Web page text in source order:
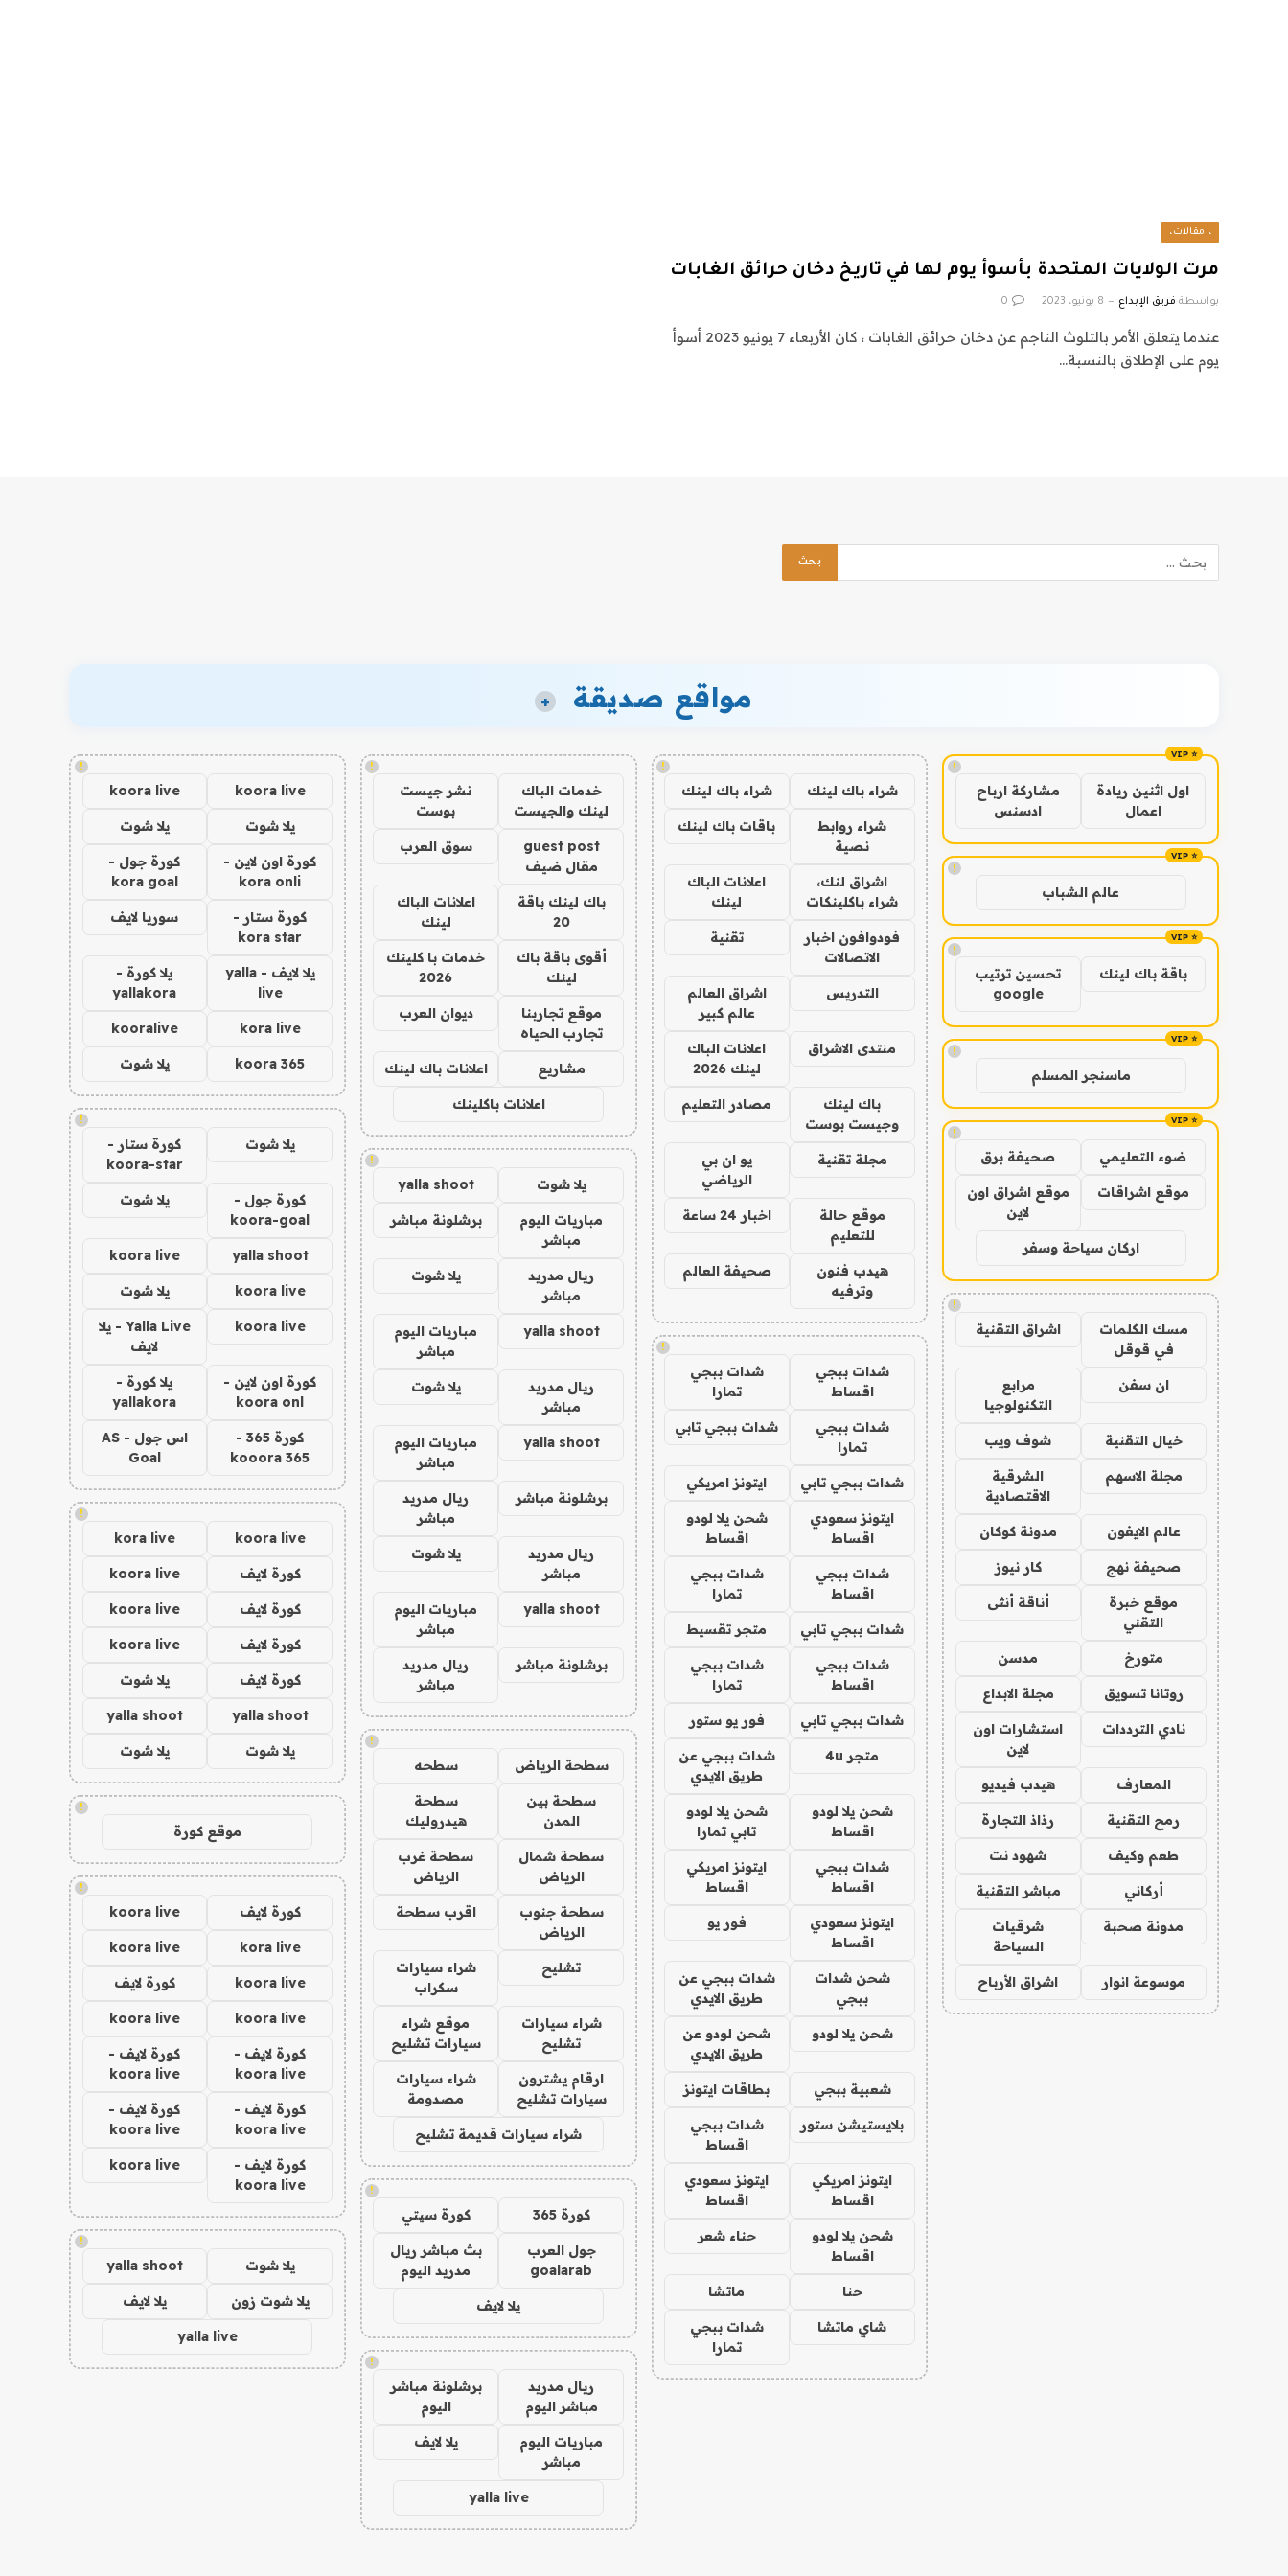
، مقالات،
مرت الولايات المتحدة بأسوأ يوم لها في تاريخ دخان حرائق الغابات
بواسطة فريق الإبداع 8 يونيو، 2023 0
عندما يتعلق الأمر بالتلوث الناجم عن دخان حرائق الغابات ، كان الأربعاء 7 يونيو 2023 أسوأ
يوم على الإطلاق بالنسبة…
مواقع صديقة +
!
اول اثنين ريادة
اعمال
مشاركة ارباح
ادسنس
!
عالم الشباب
!
باقة باك لينك
تحسين ترتيب
google
!
ماسنجر المسلم
!
ضوء التعليمي صحيفة برق
موقع اشراقات
موقع اشراق اون
لاين
اركان سياحة وسفر
!
مسك الكلمات
في قوقل
اشراق التقنية
ان سفن
مرابع
التكنولوجيا
خيال التقنية شوف ويب
مجلة الاسهم
الشرقية
الاقتصادية
عالم الايفون مدونة كوكان
صحيفة نهج كار نيوز
موقع خبرة
التقني
أناقة أنثى
متورخ مدسن
روتانا تسويق مجلة الابداع
نادي الترددات
استشارات اون
لاين
المعارف هيدب فيديو
رمح التقنية رذاذ التجارة
طعم وكيف شهود نت
أركاني مباشر التقنية
مدونة صحبة
شرقيات
السياحة
موسوعة انوار اشراق الأرباح
!
شراء باك لينك شراء باك لينك
شراء روابط
نصية
باقات باك لينك
اشراق لنك،
شراء باكلينكات
اعلانات الباك
لينك
فودوافون اخبار
الاتصالات
تقنية
التدريس
اشراق العالم
عالم كبير
منتدى الاشراق
اعلانات الباك
لينك 2026
باك لينك
وجيست بوست
مصادر التعليم
مجلة تقنية
يو ان بي
الرياضي
موقع حالة
للتعليم
اخبار 24 ساعة
هيدب فنون
وترفيه
صحيفة العالم
!
شدات ببجي
اقساط
شدات ببجي
تمارا
شدات ببجي
تمارا
شدات ببجي تابي
شدات ببجي تابي ايتونز امريكي
ايتونز سعودي
اقساط
شحن يلا لودو
اقساط
شدات ببجي
اقساط
شدات ببجي
تمارا
شدات ببجي تابي متجر تقسيط
شدات ببجي
اقساط
شدات ببجي
تمارا
شدات ببجي تابي فور يو ستور
متجر 4u
شدات ببجي عن
طريق الايدي
شحن يلا لودو
اقساط
شحن يلا لودو
تابي تمارا
شدات ببجي
اقساط
ايتونز امريكي
اقساط
ايتونز سعودي
اقساط
فور يو
شحن شدات
ببجي
شدات ببجي عن
طريق الايدي
شحن يلا لودو
شحن لودو عن
طريق الايدي
شعبية ببجي بطاقات ايتونز
بلايستيشن ستور
شدات ببجي
اقساط
ايتونز امريكي
اقساط
ايتونز سعودي
اقساط
شحن يلا لودو
اقساط
حناء شعر
حنا ماتشا
شاي ماتشا
شدات ببجي
تمارا
!
خدمات الباك
لينك والجيست
نشر جيست
بوست
guest post
مقال ضيف
سوق العرب
باك لينك باقة
20
اعلانات الباك
لينك
أقوى باقة باك
لينك
خدمات با كلينك
2026
موقع تجاربنا
تجارب الحياه
ديوان العرب
مشاريع اعلانات باك لينك
اعلانات باكلينك
!
يلا شوت yalla shoot
مباريات اليوم
مباشر
برشلونة مباشر
ريال مدريد
مباشر
يلا شوت
yalla shoot
مباريات اليوم
مباشر
ريال مدريد
مباشر
يلا شوت
yalla shoot
مباريات اليوم
مباشر
برشلونة مباشر
ريال مدريد
مباشر
ريال مدريد
مباشر
يلا شوت
yalla shoot
مباريات اليوم
مباشر
برشلونة مباشر
ريال مدريد
مباشر
!
سطحة الرياض سطحه
سطحة بين
المدن
سطحة
هيدروليك
سطحة شمال
الرياض
سطحة غرب
الرياض
سطحة جنوب
الرياض
اقرب سطحة
تشليح
شراء سيارات
سكراب
شراء سيارات
تشليح
موقع شراء
سيارات تشليح
ارقام يشترون
سيارات تشليح
شراء سيارات
مصدومة
شراء سيارات قديمة تشليح
!
كورة 365 كورة سيتي
جول العرب
goalarab
بث مباشر ريال
مدريد اليوم
يلا لايف
!
ريال مدريد
مباشر اليوم
برشلونة مباشر
اليوم
مباريات اليوم
مباشر
يلا لايف
yalla live
!
koora live
koora live
يلا شوت يلا شوت
كورة اون لاين -
kora onli
كورة جول -
kora goal
كورة ستار -
kora star
سوريا لايف
يلا لايف - yalla
live
يلا كورة -
yallakora
kora live
kooralive
koora 365 يلا شوت
!
يلا شوت
كورة ستار -
koora-star
كورة جول -
koora-goal
يلا شوت
yalla shoot
koora live
koora live يلا شوت
koora live
Yalla Live - يلا
لايف
كورة اون لاين -
koora onl
يلا كورة -
yallakora
كورة 365 -
kooora 365
اس جول - AS
Goal
!
koora live
kora live
كورة لايف koora live
كورة لايف koora live
كورة لايف koora live
كورة لايف يلا شوت
yalla shoot
yalla shoot
يلا شوت يلا شوت
!
موقع كورة
!
كورة لايف koora live
kora live
koora live
koora live كورة لايف
koora live
koora live
كورة لايف -
koora live
كورة لايف -
koora live
كورة لايف -
koora live
كورة لايف -
koora live
كورة لايف -
koora live
koora live
!
يلا شوت yalla shoot
يلا شوت زون يلا لايف
yalla live